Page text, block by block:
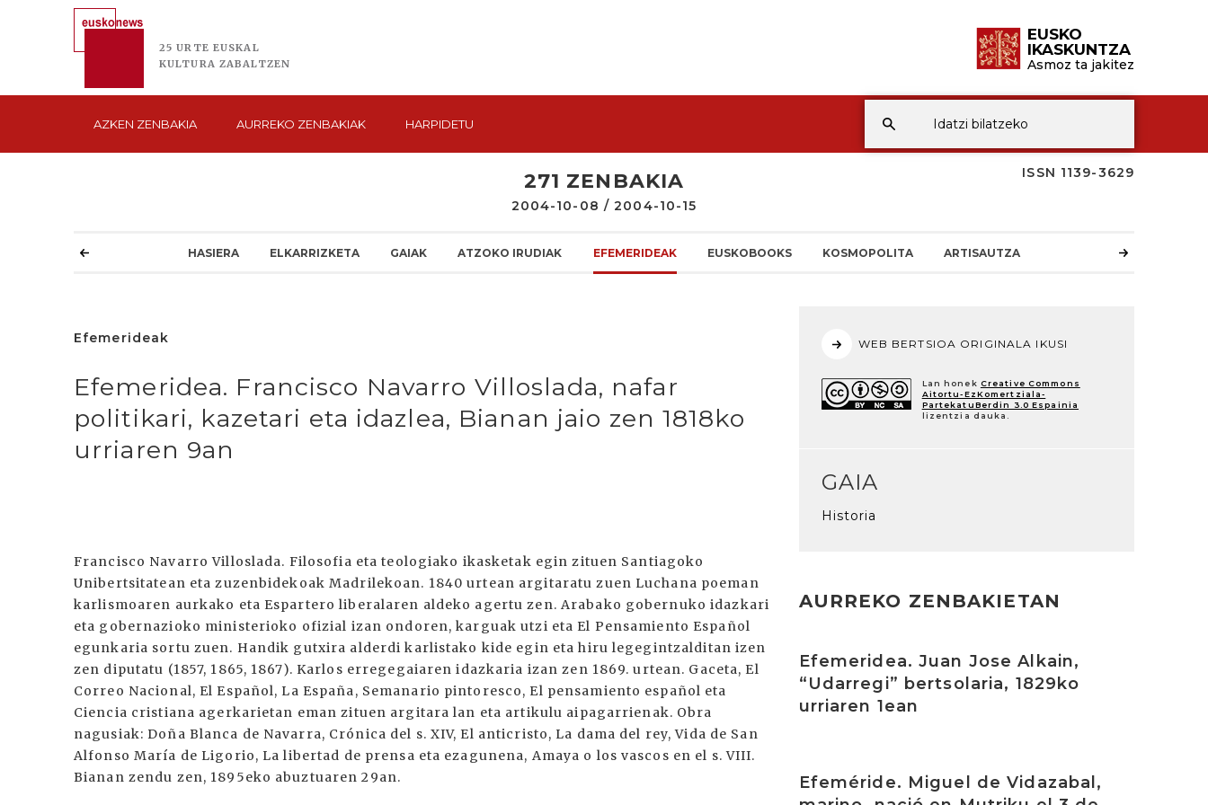
25 URTE EUSKAL
KULTURA ZABALTZEN
EUSKO
IKASKUNTZA
Asmoz ta jakitez
AZKEN ZENBAKIA AURREKO ZENBAKIAK HARPIDETU
ISSN 1139-3629
271 ZENBAKIA
2004-10-08 / 2004-10-15
HASIERA ELKARRIZKETA GAIAK ATZOKO IRUDIAK EFEMERIDEAK EUSKOBOOKS KOSMOPOLITA ARTISAUTZA
Efemerideak
Efemeridea. Francisco Navarro Villoslada, nafar
politikari, kazetari eta idazlea, Bianan jaio zen 1818ko
urriaren 9an
Francisco Navarro Villoslada. Filosofia eta teologiako ikasketak egin zituen Santiagoko
Unibertsitatean eta zuzenbidekoak Madrilekoan. 1840 urtean argitaratu zuen Luchana poeman
karlismoaren aurkako eta Espartero liberalaren aldeko agertu zen. Arabako gobernuko idazkari
eta gobernazioko ministerioko ofizial izan ondoren, karguak utzi eta El Pensamiento Español
egunkaria sortu zuen. Handik gutxira alderdi karlistako kide egin eta hiru legegintzalditan izen
zen diputatu (1857, 1865, 1867). Karlos erregegaiaren idazkaria izan zen 1869. urtean. Gaceta, El
Correo Nacional, El Español, La España, Semanario pintoresco, El pensamiento español eta
Ciencia cristiana agerkarietan eman zituen argitara lan eta artikulu aipagarrienak. Obra
nagusiak: Doña Blanca de Navarra, Crónica del s. XIV, El anticristo, La dama del rey, Vida de San
Alfonso María de Ligorio, La libertad de prensa eta ezagunena, Amaya o los vascos en el s. VIII.
Bianan zendu zen, 1895eko abuztuaren 29an.
WEB BERTSIOA ORIGINALA IKUSI
Lan honek Creative Commons
Aitortu-EzKomertziala-
PartekatuBerdin 3.0 Espainia
lizentzia dauka.
GAIA
Historia
AURREKO ZENBAKIETAN
Efemeridea. Juan Jose Alkain,
“Udarregi” bertsolaria, 1829ko
urriaren 1ean
Efeméride. Miguel de Vidazabal,